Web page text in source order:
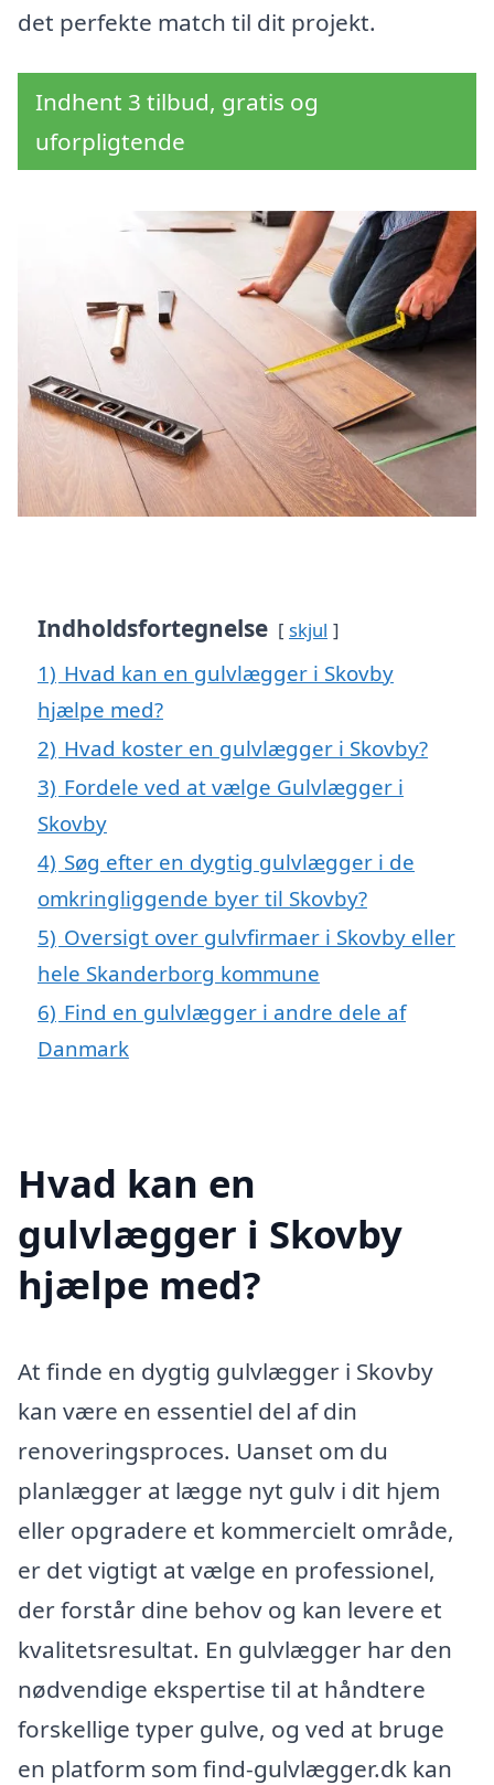
det perfekte match til dit projekt.
Indhent 3 tilbud, gratis og
uforpligtende
Indholdsfortegnelse skjul
1) Hvad kan en gulvlægger i Skovby
hjælpe med?
2) Hvad koster en gulvlægger i Skovby?
3) Fordele ved at vælge Gulvlægger i
Skovby
4) Søg efter en dygtig gulvlægger i de
omkringliggende byer til Skovby?
5) Oversigt over gulvfirmaer i Skovby eller
hele Skanderborg kommune
6) Find en gulvlægger i andre dele af
Danmark
Hvad kan en
gulvlægger i Skovby
hjælpe med?
At finde en dygtig gulvlægger i Skovby
kan være en essentiel del af din
renoveringsproces. Uanset om du
planlægger at lægge nyt gulv i dit hjem
eller opgradere et kommercielt område,
er det vigtigt at vælge en professionel,
der forstår dine behov og kan levere et
kvalitetsresultat. En gulvlægger har den
nødvendige ekspertise til at håndtere
forskellige typer gulve, og ved at bruge
en platform som find-gulvlægger.dk kan